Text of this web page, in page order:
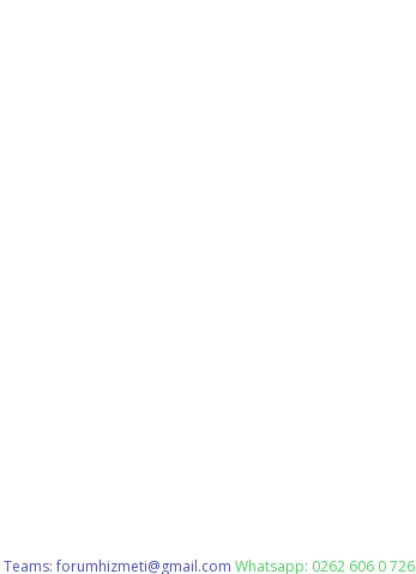
Teams:forumhizmeti@gmail.com Whatsapp: 0262 606 0 726